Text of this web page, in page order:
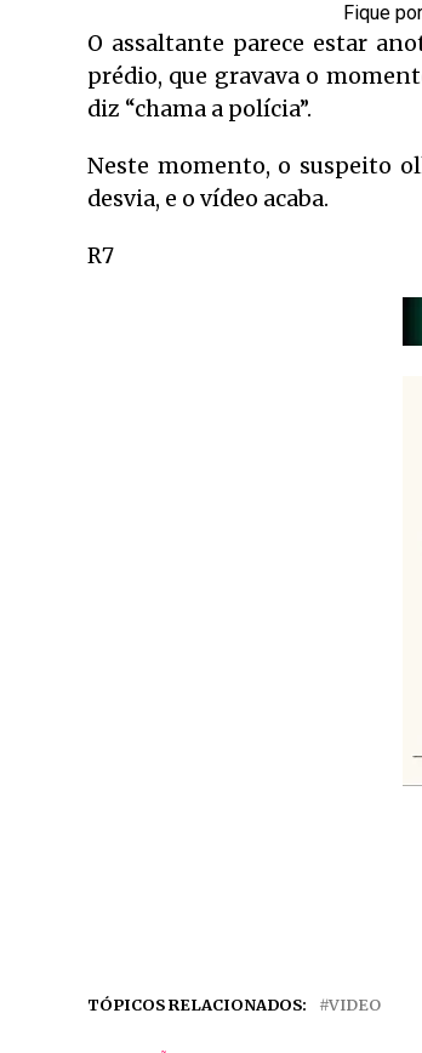
Fique
O assaltante parece estar
prédio, que gravava o
diz “chama a polícia”.
Neste momento, o suspeito
desvia, e o vídeo acaba.
R7
TÓPICOS RELACIONADOS: VIDEO